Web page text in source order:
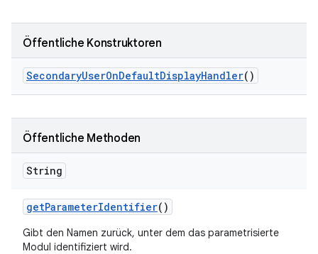
Öffentliche Konstruktoren
SecondaryUserOnDefaultDisplayHandler()
Öffentliche Methoden
String
getParameterIdentifier()
Gibt den Namen zurück, unter dem das parametrisierte
Modul identifiziert wird.